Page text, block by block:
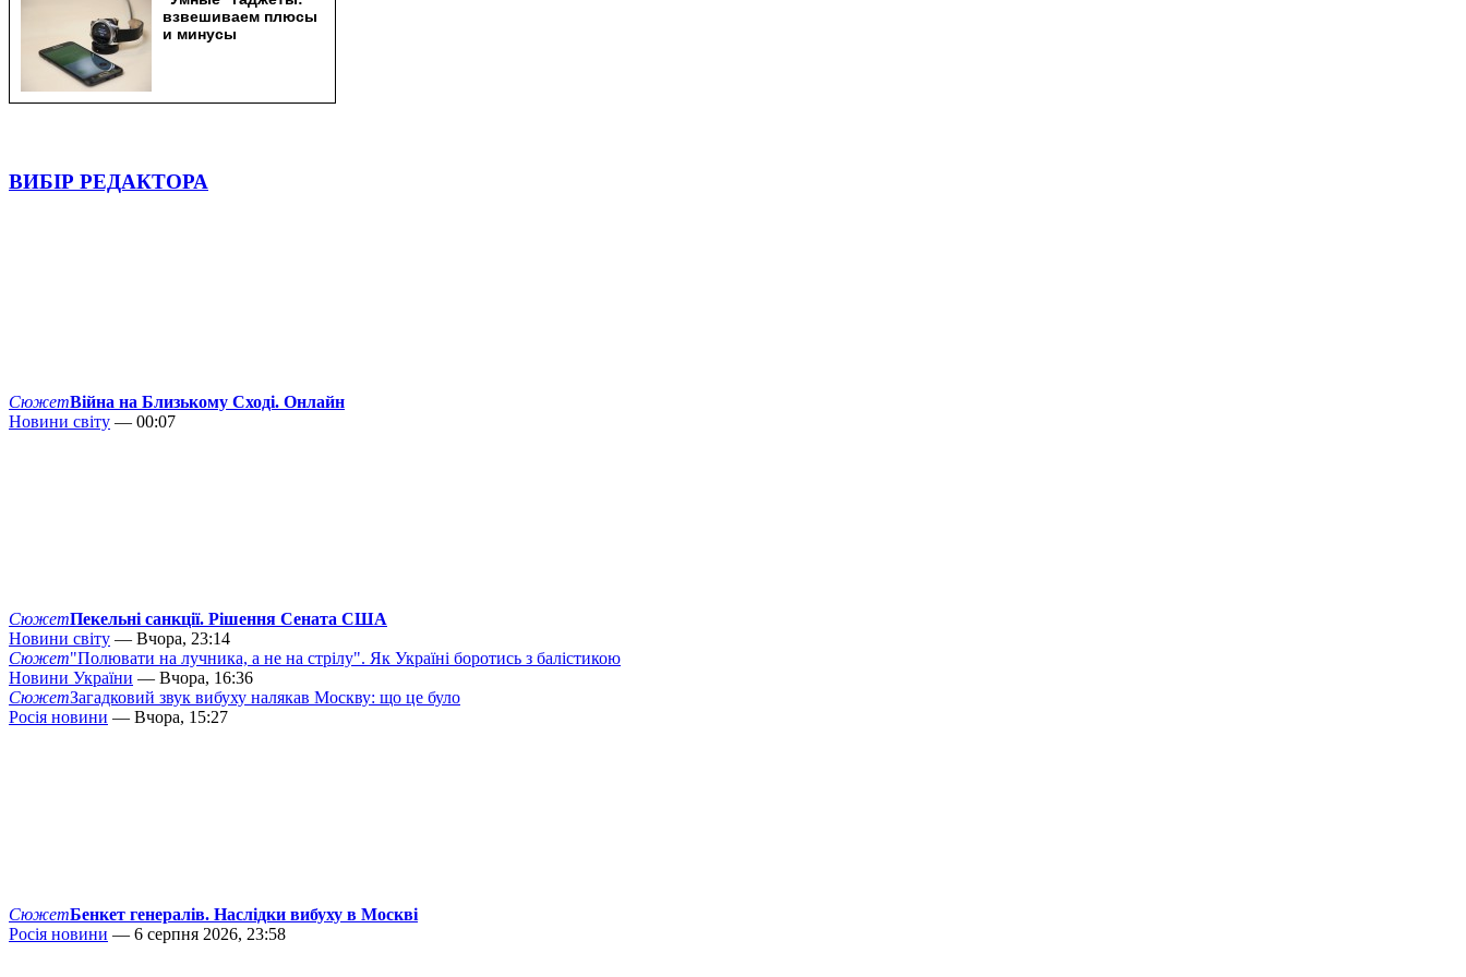
ВИБІР РЕДАКТОРА
СюжетВійна на Близькому Сході. Онлайн
Новини світу — 00:07
СюжетПекельні санкції. Рішення Сената США
Новини світу — Вчора, 23:14
Сюжет"Полювати на лучника, а не на стрілу". Як Україні боротись з балістикою
Новини України — Вчора, 16:36
СюжетЗагадковий звук вибуху налякав Москву: що це було
Росія новини — Вчора, 15:27
СюжетБенкет генералів. Наслідки вибуху в Москві
Росія новини — 6 серпня 2026, 23:58